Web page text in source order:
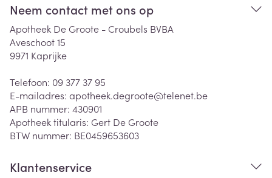
Neem contact met ons op
Apotheek De Groote - Croubels BVBA
Aveschoot 15
9971 Kaprijke
Telefoon: 09 377 37 95
E-mailadres: apotheek.degroote@telenet.be
APB nummer: 430901
Apotheek titularis: Gert De Groote
BTW nummer: BE0459653603
Klantenservice